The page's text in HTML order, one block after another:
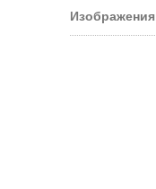
Изображения